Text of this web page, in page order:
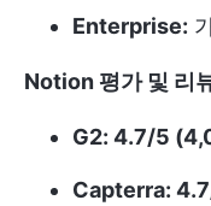
Enterprise:
Notion 평가 및 리
G2: 4.7/5
Capterra: